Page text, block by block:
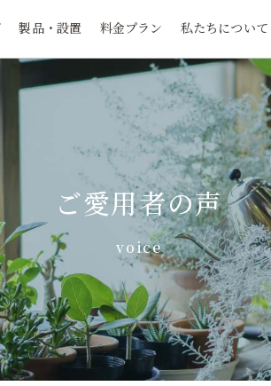
製品・設置 料金プラン 私たちについて
ご愛用者の声
voice